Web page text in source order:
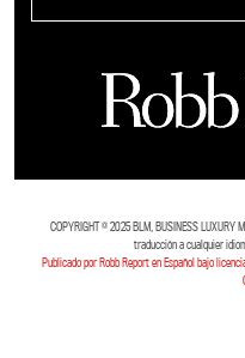
COPYRIGHT ©️ 2025 BLM, BUSINESS
traducción a cualquier
Publicado por Robb Report en Español bajo